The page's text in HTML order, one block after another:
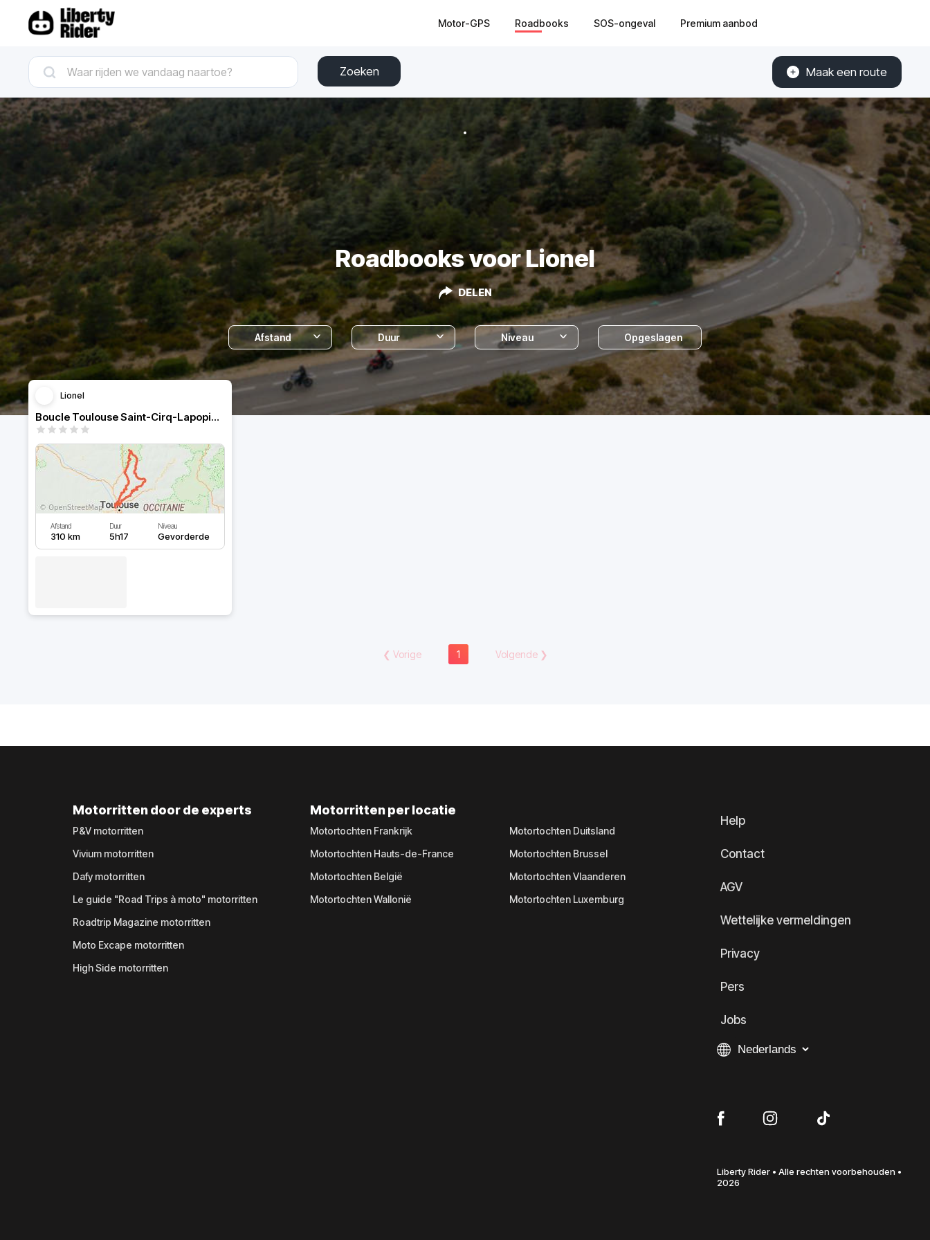
Motor-GPS Roadbooks SOS-ongeval Premium aanbod
Zoeken Maak een route
Roadbooks voor Lionel
DELEN
Afstand Duur Niveau Opgeslagen
Lionel
Boucle Toulouse Saint-Cirq-Lapopie, 5h30
Afstand
310 km
Duur
5h17
Niveau
Gevorderde
❮ Vorige 1 Volgende❯
Motorritten door de experts
P&V motorritten
Vivium motorritten
Dafy motorritten
Le guide "Road Trips à moto" motorritten
Roadtrip Magazine motorritten
Moto Excape motorritten
High Side motorritten
Motorritten per locatie
Motortochten Frankrijk
Motortochten Hauts-de-France
Motortochten België
Motortochten Wallonië
Motortochten Duitsland
Motortochten Brussel
Motortochten Vlaanderen
Motortochten Luxemburg
Help
Contact
AGV
Wettelijke vermeldingen
Privacy
Pers
Jobs
Liberty Rider • Alle rechten voorbehouden •
2026